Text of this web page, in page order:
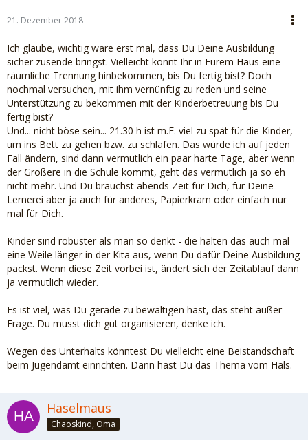
21. Dezember 2018
Ich glaube, wichtig wäre erst mal, dass Du Deine Ausbildung
sicher zusende bringst. Vielleicht könnt Ihr in Eurem Haus eine
räumliche Trennung hinbekommen, bis Du fertig bist? Doch
nochmal versuchen, mit ihm vernünftig zu reden und seine
Unterstützung zu bekommen mit der Kinderbetreuung bis Du
fertig bist?
Und... nicht böse sein... 21.30 h ist m.E. viel zu spät für die Kinder,
um ins Bett zu gehen bzw. zu schlafen. Das würde ich auf jeden
Fall ändern, sind dann vermutlich ein paar harte Tage, aber wenn
der Größere in die Schule kommt, geht das vermutlich ja so eh
nicht mehr. Und Du brauchst abends Zeit für Dich, für Deine
Lernerei aber ja auch für anderes, Papierkram oder einfach nur
mal für Dich.
Kinder sind robuster als man so denkt - die halten das auch mal
eine Weile länger in der Kita aus, wenn Du dafür Deine Ausbildung
packst. Wenn diese Zeit vorbei ist, ändert sich der Zeitablauf dann
ja vermutlich wieder.
Es ist viel, was Du gerade zu bewältigen hast, das steht außer
Frage. Du musst dich gut organisieren, denke ich.
Wegen des Unterhalts könntest Du vielleicht eine Beistandschaft
beim Jugendamt einrichten. Dann hast Du das Thema vom Hals.
Haselmaus
Chaoskind, Oma